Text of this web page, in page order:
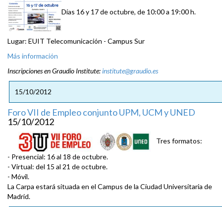
Días 16 y 17 de octubre, de 10:00 a 19:00 h.
Lugar: EUIT Telecomunicación - Campus Sur
Más información
Inscripciones en Graudio Institute:institute@graudio.es
15/10/2012
Foro VII de Empleo conjunto UPM, UCM y UNED
15/10/2012
Tres formatos:
- Presencial: 16 al 18 de octubre.
- Virtual: del 15 al 21 de octubre.
- Móvil.
La Carpa estará situada en el Campus de la Ciudad Universitaria de
Madrid.